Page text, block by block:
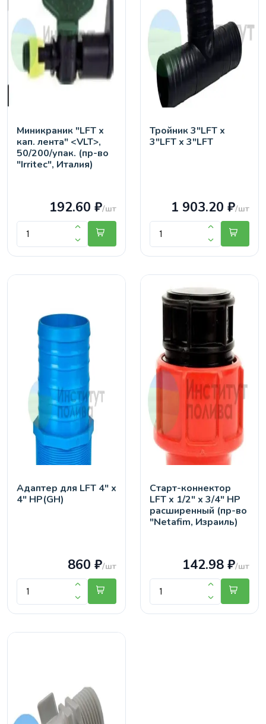
Миникраник "LFT х
кап. лента" <VLT>,
50/200/упак. (пр-во
"Irritec", Италия)
192.60 ₽/шт
Тройник 3"LFT х
3"LFT х 3"LFT
1 903.20 ₽/шт
Адаптер для LFT 4" х
4" НР(GH)
860 ₽/шт
Старт-коннектор
LFT х 1/2" х 3/4" НР
расширенный (пр-во
"Netafim, Израиль)
142.98 ₽/шт